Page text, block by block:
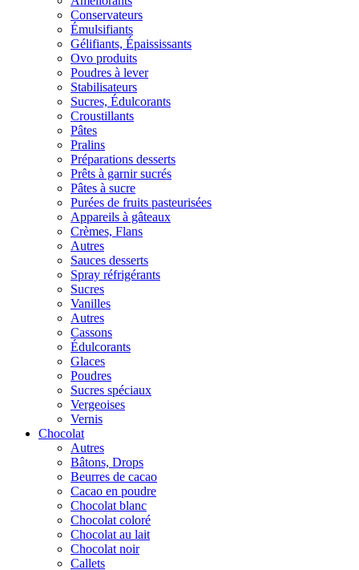
Conservateurs
Émulsifiants
Gélifiants, Épaississants
Ovo produits
Poudres à lever
Stabilisateurs
Sucres, Édulcorants
Croustillants
Pâtes
Pralins
Préparations desserts
Prêts à garnir sucrés
Pâtes à sucre
Purées de fruits pasteurisées
Appareils à gâteaux
Crèmes, Flans
Autres
Sauces desserts
Spray réfrigérants
Sucres
Vanilles
Autres
Cassons
Édulcorants
Glaces
Poudres
Sucres spéciaux
Vergeoises
Vernis
Chocolat
Autres
Bâtons, Drops
Beurres de cacao
Cacao en poudre
Chocolat blanc
Chocolat coloré
Chocolat au lait
Chocolat noir
Callets